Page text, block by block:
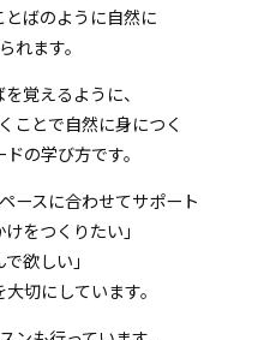
ばのように自然に
れます。
覚えるように、
ことで自然に身につく
の学び方です。
ースに合わせてサポート
をつくりたい」
欲しい」
切にしています。